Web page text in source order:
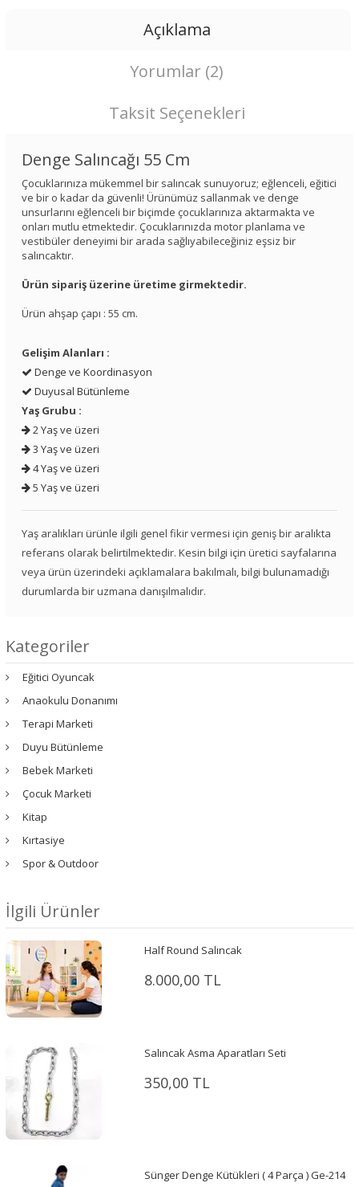
Açıklama
Yorumlar (2)
Taksit Seçenekleri
Denge Salıncağı 55 Cm
Çocuklarınıza mükemmel bir salıncak sunuyoruz; eğlenceli, eğitici
ve bir o kadar da güvenli! Ürünümüz sallanmak ve denge
unsurlarını eğlenceli bir biçimde çocuklarınıza aktarmakta ve
onları mutlu etmektedir. Çocuklarınızda motor planlama ve
vestibüler deneyimi bir arada sağlıyabileceğiniz eşsiz bir
salıncaktır.
Ürün sipariş üzerine üretime girmektedir.
Ürün ahşap çapı : 55 cm.
Gelişim Alanları :
Denge ve Koordinasyon
Duyusal Bütünleme
Yaş Grubu :
2 Yaş ve üzeri
3 Yaş ve üzeri
4 Yaş ve üzeri
5 Yaş ve üzeri
Yaş aralıkları ürünle ilgili genel fikir vermesi için geniş bir aralıkta
referans olarak belirtilmektedir. Kesin bilgi için üretici sayfalarına
veya ürün üzerindeki açıklamalara bakılmalı, bilgi bulunamadığı
durumlarda bir uzmana danışılmalıdır.
Kategoriler
Eğitici Oyuncak
Anaokulu Donanımı
Terapi Marketi
Duyu Bütünleme
Bebek Marketi
Çocuk Marketi
Kitap
Kırtasiye
Spor & Outdoor
İlgili Ürünler
Half Round Salıncak
8.000,00 TL
Salıncak Asma Aparatları Seti
350,00 TL
Sünger Denge Kütükleri ( 4 Parça ) Ge-214